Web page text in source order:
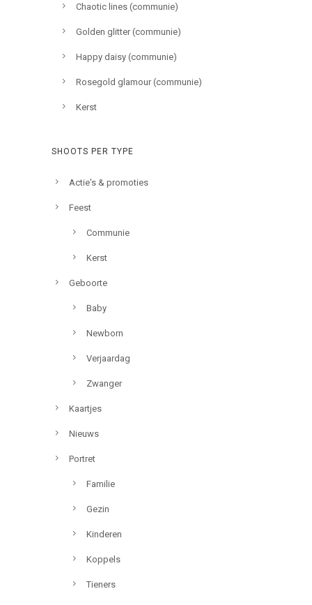
Chaotic lines (communie)
Golden glitter (communie)
Happy daisy (communie)
Rosegold glamour (communie)
Kerst
SHOOTS PER TYPE
Actie's & promoties
Feest
Communie
Kerst
Geboorte
Baby
Newborn
Verjaardag
Zwanger
Kaartjes
Nieuws
Portret
Familie
Gezin
Kinderen
Koppels
Tieners